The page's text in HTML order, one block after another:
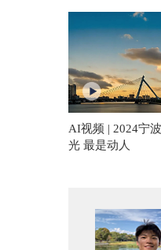
AI视频 | 2024宁
光 最是动人